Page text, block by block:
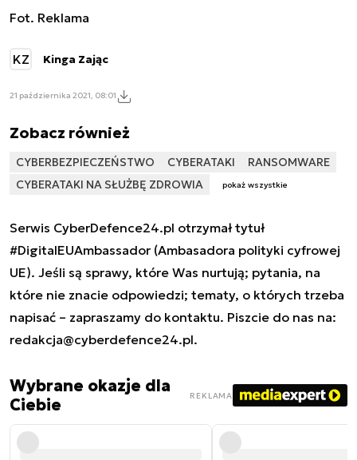
Fot. Reklama
KZ Kinga Zając
21 października 2021, 08:01
Zobacz również
CYBERBEZPIECZEŃSTWO CYBERATAKI
RANSOMWARE
CYBERATAKI NA SŁUŻBĘ ZDROWIA
pokaż wszystkie
Serwis CyberDefence24.pl otrzymał tytuł
#DigitalEUAmbassador (Ambasadora polityki cyfrowej
UE). Jeśli są sprawy, które Was nurtują; pytania, na
które nie znacie odpowiedzi; tematy, o których trzeba
napisać – zapraszamy do kontaktu. Piszcie do nas na:
redakcja@cyberdefence24.pl.
Wybrane okazje dla
Ciebie
REKLAMA